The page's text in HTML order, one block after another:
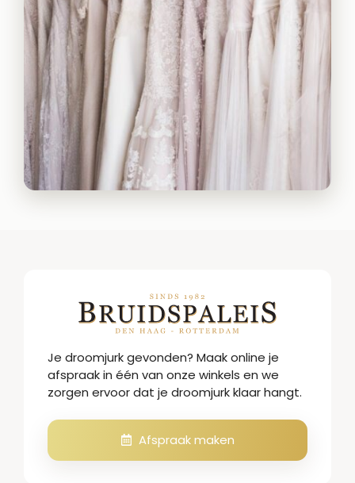
Je droomjurk gevonden? Maak online je
afspraak in één van onze winkels en we
zorgen ervoor dat je droomjurk klaar hangt.
Afspraak maken